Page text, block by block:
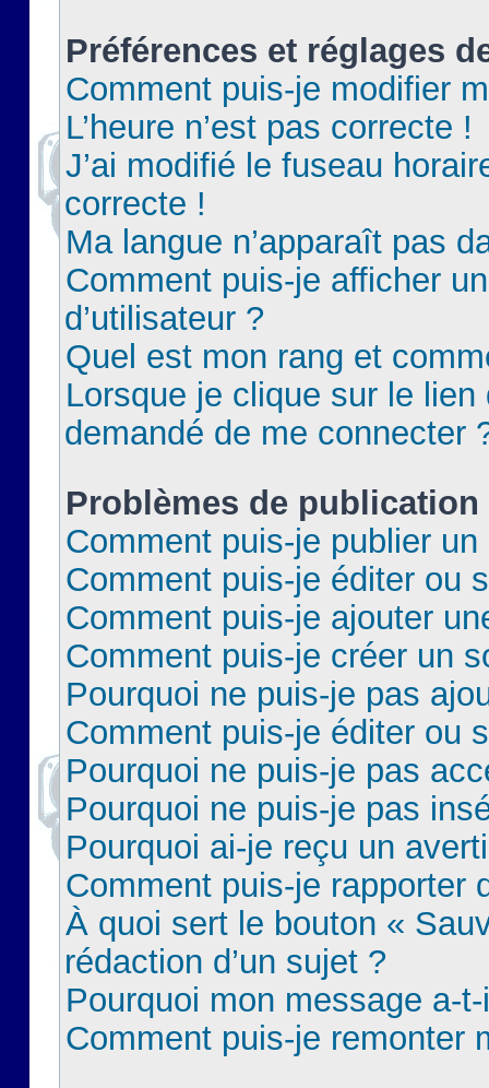
Préférences et réglages
Comment puis-je modifier
L’heure n’est pas correcte !
J’ai modifié le fuseau
correcte !
Ma langue n’apparaît pas
Comment puis-je afficher
d’utilisateur ?
Quel est mon rang et
Lorsque je clique sur le lien
demandé de me connecter
Problèmes de publication
Comment puis-je publier
Comment puis-je éditer ou
Comment puis-je ajouter
Comment puis-je créer un
Pourquoi ne puis-je pas
Comment puis-je éditer ou
Pourquoi ne puis-je pas
Pourquoi ne puis-je pas
Pourquoi ai-je reçu un
Comment puis-je rapporter
À quoi sert le bouton «
rédaction d’un sujet ?
Pourquoi mon message a-
Comment puis-je remonter